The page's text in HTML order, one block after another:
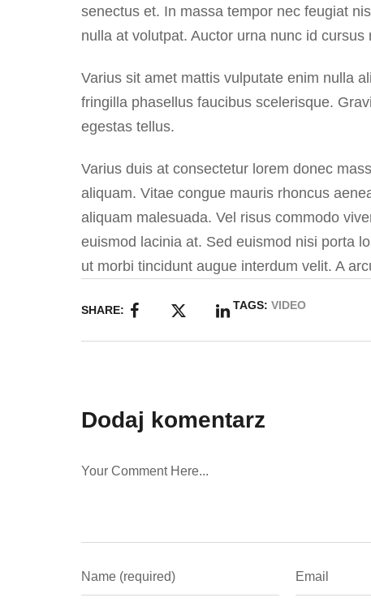
senectus et. In massa tempor nec feugiat
nulla at volutpat. Auctor urna nunc id cursus
Varius sit amet mattis vulputate enim nulla
fringilla phasellus faucibus scelerisque.
egestas tellus.
Varius duis at consectetur lorem donec
aliquam. Vitae congue mauris rhoncus
aliquam malesuada. Vel risus commodo
euismod lacinia at. Sed euismod nisi porta
ut morbi tincidunt augue interdum velit. A
SHARE: TAGS:VIDEO
Dodaj komentarz